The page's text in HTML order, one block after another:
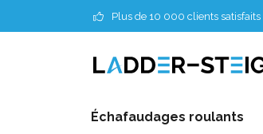
Plus de 10 000 clients satisfaits
Échafaudages roulants